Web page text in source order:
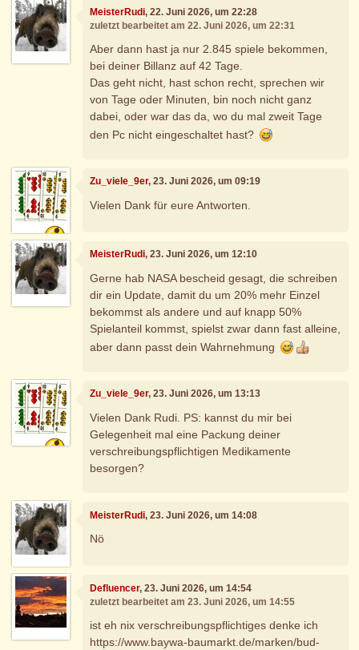
MeisterRudi, 22. Juni 2026, um 22:28
zuletzt bearbeitet am 22. Juni 2026, um 22:31
Aber dann hast ja nur 2.845 spiele bekommen,
bei deiner Billanz auf 42 Tage.
Das geht nicht, hast schon recht, sprechen wir
von Tage oder Minuten, bin noch nicht ganz
dabei, oder war das da, wo du mal zweit Tage
den Pc nicht eingeschaltet hast?
Zu_viele_9er, 23. Juni 2026, um 09:19
Vielen Dank für eure Antworten.
MeisterRudi, 23. Juni 2026, um 12:10
Gerne hab NASA bescheid gesagt, die schreiben
dir ein Update, damit du um 20% mehr Einzel
bekommst als andere und auf knapp 50%
Spielanteil kommst, spielst zwar dann fast alleine,
aber dann passt dein Wahrnehmung
Zu_viele_9er, 23. Juni 2026, um 13:13
Vielen Dank Rudi. PS: kannst du mir bei
Gelegenheit mal eine Packung deiner
verschreibungspflichtigen Medikamente
besorgen?
MeisterRudi, 23. Juni 2026, um 14:08
Nö
Defluencer, 23. Juni 2026, um 14:54
zuletzt bearbeitet am 23. Juni 2026, um 14:55
ist eh nix verschreibungspflichtiges denke ich
https://www.baywa-baumarkt.de/marken/bud-